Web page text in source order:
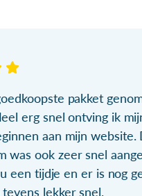
pakket
erg snel ontving ik
aan mijn website.
was ook zeer snel
een tijdje en er is nog
lekker snel.